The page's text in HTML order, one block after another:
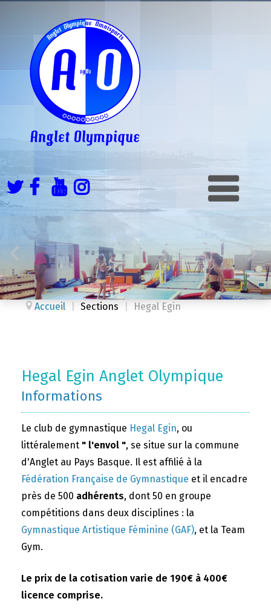
Accueil Sections Hegal Egin
Hegal Egin Anglet Olympique
Informations
Le club de gymnastique Hegal Egin, ou
littéralement " l'envol ", se situe sur la commune
d'Anglet au Pays Basque. Il est affilié à la
Fédération Française de Gymnastique et il encadre
près de 500 adhérents, dont 50 en groupe
compétitions dans deux disciplines : la
Gymnastique Artistique Féminine (GAF), et la Team
Gym.
Le prix de la cotisation varie de 190€ à 400€
licence comprise.